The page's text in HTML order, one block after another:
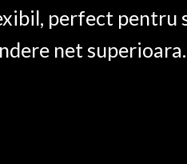
perfect pentru
net superioara.